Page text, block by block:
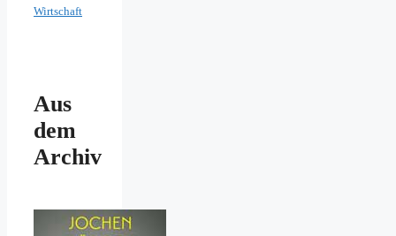
Wirtschaft
Aus
dem
Archiv